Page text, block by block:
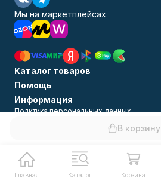
В корзину
Главная Каталог Корзина
Мы на маркетплейсах
Каталог товаров
Помощь
Информация
Политика персональных данных